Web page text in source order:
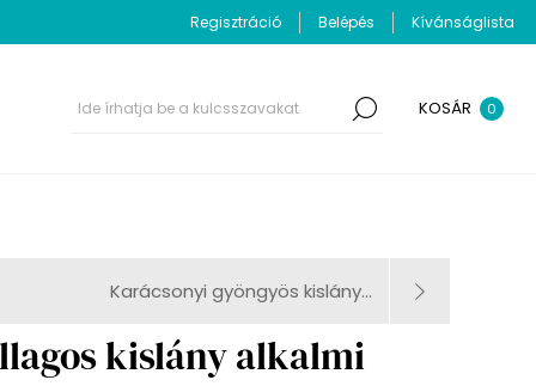
Regisztráció Belépés Kívánságlista
KOSÁR 0
Karácsonyi gyöngyös kislány...
kislány alkalmi